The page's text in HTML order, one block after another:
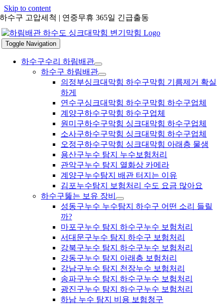
Skip to content
하수구 고압세척 | 연중무휴 365일 긴급출동
Toggle Navigation
하수구수리 하림배관
하수구 하림배관
의정부싱크대막힘 하수구막힘 기름제거 확실
하게
연수구싱크대막힘 하수구막힘 하수구업체
계양구하수구막힘 하수구업체
원미구하수구막힘 싱크대막힘 하수구업체
소사구하수구막힘 싱크대막힘 하수구업체
오정구하수구막힘 싱크대막힘 아래층 물샘
용산구누수 탐지 누수보험처리
관악구누수 탐지 열화상 카메라
계양구누수탐지 배관 터지는 이유
김포누수탐지 보험처리 수도 요금 많아요
하수구뚫는 보유 장비
성동구누수 누수탐지 하수구 어떤 소리 들릴
까?
마포구누수 탐지 하수구누수 보험처리
서대문구누수 탐지 하수구 보험처리
강북구누수 탐지 하수구누수 보험처리
강동구누수 탐지 아래층 보험처리
강남구누수 탐지 천장누수 보험처리
송파구누수 탐지 하수구누수 보험처리
광진구누수 탐지 하수구누수 보험처리
하남 누수 탐지 비용 보험청구